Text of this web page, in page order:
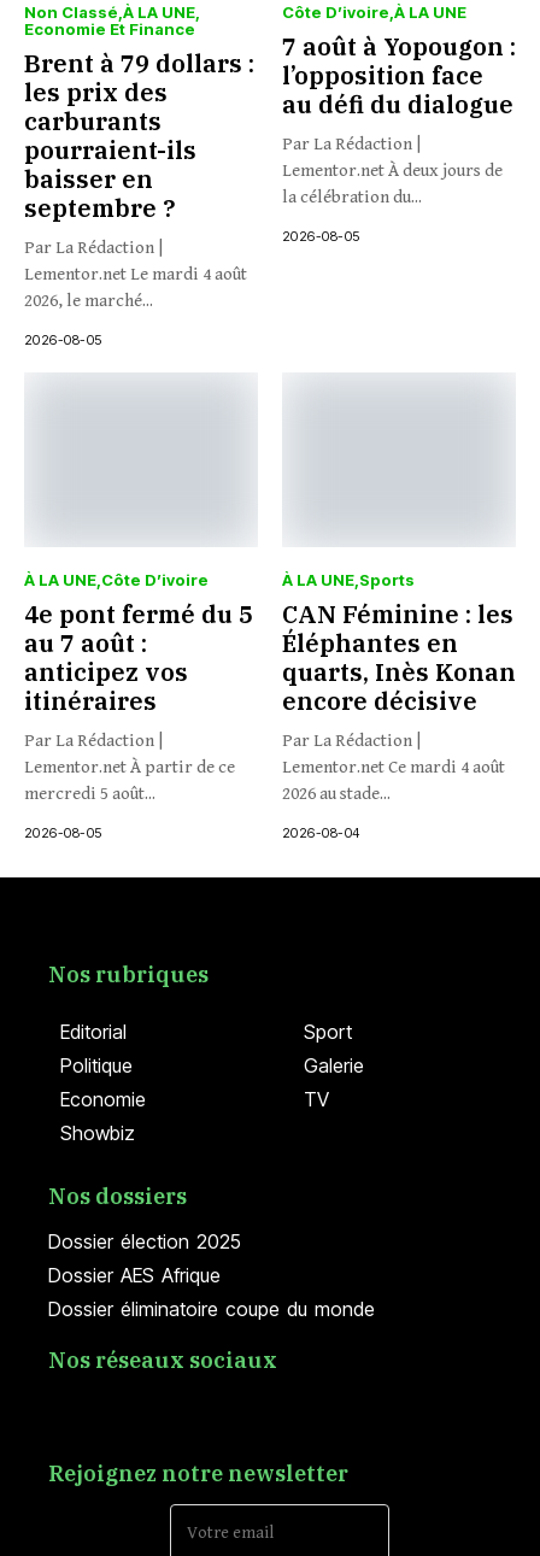
Non Classé À LA UNE
Economie Et Finance
Brent à 79 dollars :
les prix des
carburants
pourraient-ils
baisser en
septembre ?
Par La Rédaction |
Lementor.net Le mardi 4 août
2026, le marché...
2026-08-05
Côte D’ivoire À LA UNE
7 août à Yopougon :
l’opposition face
au défi du dialogue
Par La Rédaction |
Lementor.net À deux jours de
la célébration du...
2026-08-05
À LA UNE Côte D’ivoire
4e pont fermé du 5
au 7 août :
anticipez vos
itinéraires
Par La Rédaction |
Lementor.net À partir de ce
mercredi 5 août...
2026-08-05
À LA UNE Sports
CAN Féminine : les
Éléphantes en
quarts, Inès Konan
encore décisive
Par La Rédaction |
Lementor.net Ce mardi 4 août
2026 au stade...
2026-08-04
Editorial
Politique
Economie
Showbiz
Sport
Galerie
TV
Nos rubriques
Dossier élection 2025
Dossier AES Afrique
Dossier éliminatoire coupe du monde
Nos dossiers
Nos réseaux sociaux
Rejoignez notre newsletter